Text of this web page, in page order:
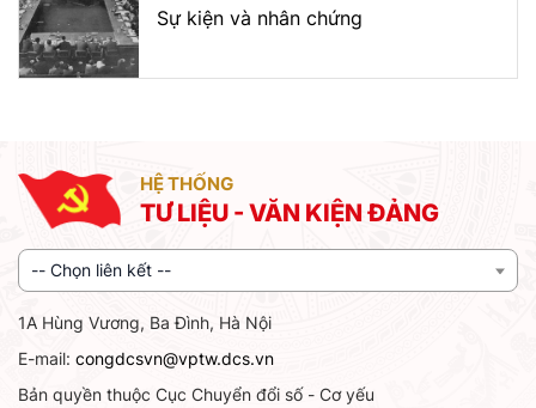
Sự kiện và nhân chứng
HỆ THỐNG
TƯ LIỆU - VĂN KIỆN ĐẢNG
-- Chọn liên kết --
1A Hùng Vương, Ba Đình, Hà Nội
E-mail: congdcsvn@vptw.dcs.vn
Bản quyền thuộc Cục Chuyển đổi số - Cơ yếu